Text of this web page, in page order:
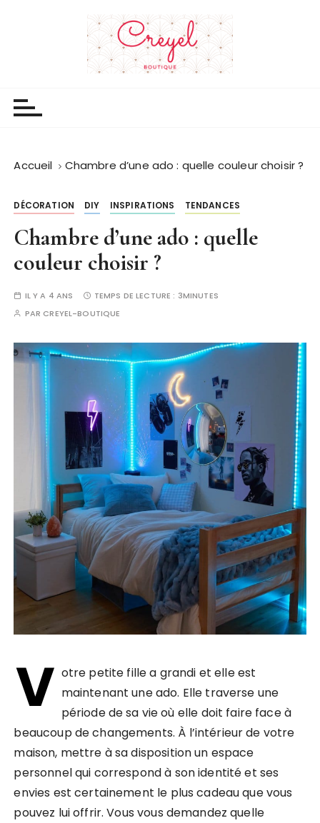
Accueil Chambre d’une ado : quelle couleur choisir ?
DÉCORATION DIY INSPIRATIONS TENDANCES
Chambre d’une ado : quelle
couleur choisir ?
IL Y A 4 ANS TEMPS DE LECTURE : 3MINUTES
PAR CREYEL-BOUTIQUE
V otre petite fille a grandi et elle est
maintenant une ado. Elle traverse une
période de sa vie où elle doit faire face à
beaucoup de changements. À l’intérieur de votre
maison, mettre à sa disposition un espace
personnel qui correspond à son identité et ses
envies est certainement le plus cadeau que vous
pouvez lui offrir. Vous vous demandez quelle